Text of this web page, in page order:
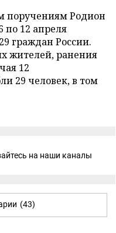
поручениям Родион
по 12 апреля
граждан России.
жителей, ранения
12
29 человек, в том
на наши каналы
(43)